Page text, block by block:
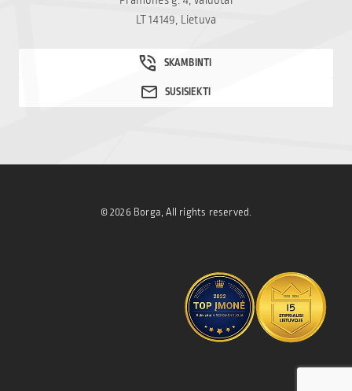
LT 14149, Lietuva
© 2026 Borga, All rights reserved.